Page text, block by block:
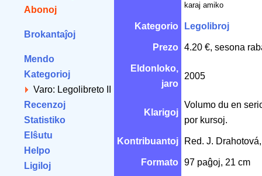
Abonoj
Brokantaĵoj
Mendo
Kategorioj
Varo: Legolibreto II
Recenzoj
Statistiko
Elŝutu
Helpo
Ligiloj
karaj amiko
Kategorio Legolibroj
Prezo 4.20 €, sesona
Eldonloko,
jaro
2005
Klarigoj
Volumo du en
por kursoj.
Kontribuantoj Red. J.
Formato 97 paĝoj, 21 cm